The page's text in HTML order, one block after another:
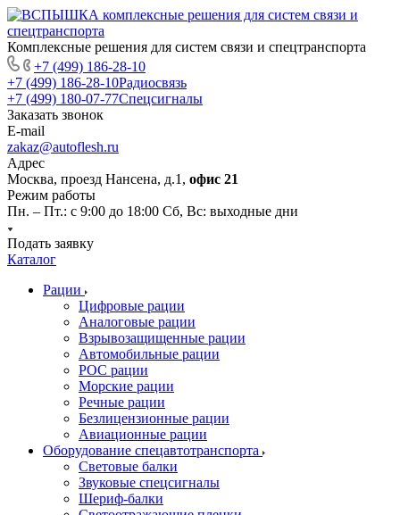
Комплексные решения для систем связи и спецтранспорта
+7 (499) 186-28-10
+7 (499) 186-28-10Радиосвязь
+7 (499) 180-07-77Спецсигналы
Заказать звонок
E-mail
zakaz@autoflesh.ru
Адрес
Москва, проезд Нансена, д.1, офис 21
Режим работы
Пн. – Пт.: с 9:00 до 18:00 Cб, Вс: выходные дни
Подать заявку
Каталог
Рации
Цифровые рации
Аналоговые рации
Взрывозащищенные рации
Автомобильные рации
POC рации
Морские рации
Речные рации
Безлицензионные рации
Авиационные рации
Оборудование спецавтотранспорта
Световые балки
Звуковые спецсигналы
Шериф-балки